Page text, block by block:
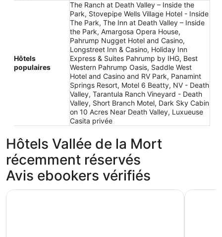
Hôtels
populaires
The Ranch at Death Valley – Inside the
Park, Stovepipe Wells Village Hotel - Inside
The Park, The Inn at Death Valley – Inside
the Park, Amargosa Opera House,
Pahrump Nugget Hotel and Casino,
Longstreet Inn & Casino, Holiday Inn
Express & Suites Pahrump by IHG, Best
Western Pahrump Oasis, Saddle West
Hotel and Casino and RV Park, Panamint
Springs Resort, Motel 6 Beatty, NV - Death
Valley, Tarantula Ranch Vineyard - Death
Valley, Short Branch Motel, Dark Sky Cabin
on 10 Acres Near Death Valley, Luxueuse
Casita privée
Hôtels Vallée de la Mort
récemment réservés
Avis ebookers vérifiés
The Ranch at Death Valley – Inside the Park Pahrump